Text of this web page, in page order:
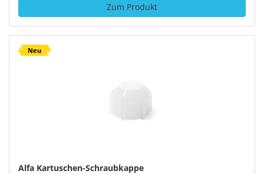
Zum Produkt
Neu
Alfa Kartuschen-Schraubkappe